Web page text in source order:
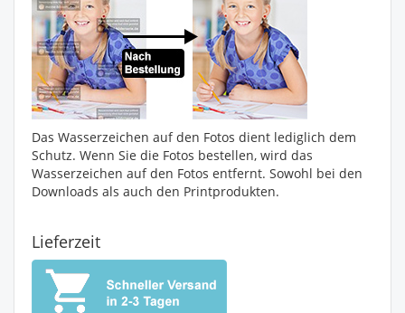
Das Wasserzeichen auf den Fotos dient lediglich dem
Schutz. Wenn Sie die Fotos bestellen, wird das
Wasserzeichen auf den Fotos entfernt. Sowohl bei den
Downloads als auch den Printprodukten.
Lieferzeit